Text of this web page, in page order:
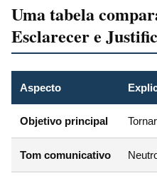
Uma tabela
Esclarecer e
Aspecto
Objetivo principal
Tom comunicativo